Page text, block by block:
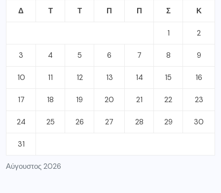
Αύγουστος 2026
Δ Τ Τ Π Π Σ Κ
1 2
3 4 5 6 7 8 9
10 11 12 13 14 15 16
17 18 19 20 21 22 23
24 25 26 27 28 29 30
31